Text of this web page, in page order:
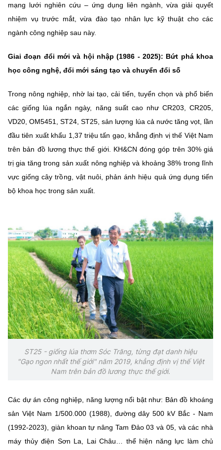
mạng lưới nghiên cứu – ứng dụng liên ngành, vừa giải quyết
nhiệm vụ trước mắt, vừa đào tạo nhân lực kỹ thuật cho các
ngành công nghiệp sau này.
Giai đoạn đổi mới và hội nhập (1986 - 2025): Bứt phá khoa
học công nghệ, đổi mới sáng tạo và chuyển đổi số
Trong nông nghiệp, nhờ lai tạo, cải tiến, tuyển chọn và phổ biến
các giống lúa ngắn ngày, năng suất cao như CR203, CR205,
VD20, OM5451, ST24, ST25, sản lượng lúa cả nước tăng vọt, lần
đầu tiên xuất khẩu 1,37 triệu tấn gạo, khẳng định vị thế Việt Nam
trên bản đồ lương thực thế giới. KH&CN đóng góp trên 30% giá
trị gia tăng trong sản xuất nông nghiệp và khoảng 38% trong lĩnh
vực giống cây trồng, vật nuôi, phản ánh hiệu quả ứng dụng tiến
bộ khoa học trong sản xuất.
ST25 - giống lúa thơm Sóc Trăng, từng đạt danh hiệu
"Gạo ngon nhất thế giới" năm 2019, khẳng định vị thế Việt
Nam trên bản đồ lương thực thế giới.
Các dự án công nghiệp, năng lượng nổi bật như: Bản đồ khoáng
sản Việt Nam 1/500.000 (1988), đường dây 500 kV Bắc - Nam
(1992-2023), giàn khoan tự nâng Tam Đảo 03 và 05, và các nhà
máy thủy điện Sơn La, Lai Châu… thể hiện năng lực làm chủ